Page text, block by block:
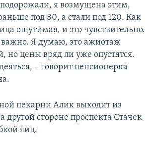
я возмущена этим,
под 80, а стали под 120. Как
ощутимая, и это чувствительно.
Я думаю, это ажиотаж
но цены вряд ли уже опустятся.
– говорит пенсионерка
пекарни Алик выходит из
другой стороне проспекта Стачек
яиц.